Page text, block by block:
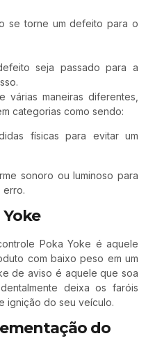
se torne um defeito para o
seja passado para a
várias maneiras diferentes,
categorias como sendo:
físicas para evitar um
sonoro ou luminoso para
erro.
Poka Yoke é aquele
com baixo peso em um
de aviso é aquele que soa
deixa os faróis
ignição do seu veículo.
do